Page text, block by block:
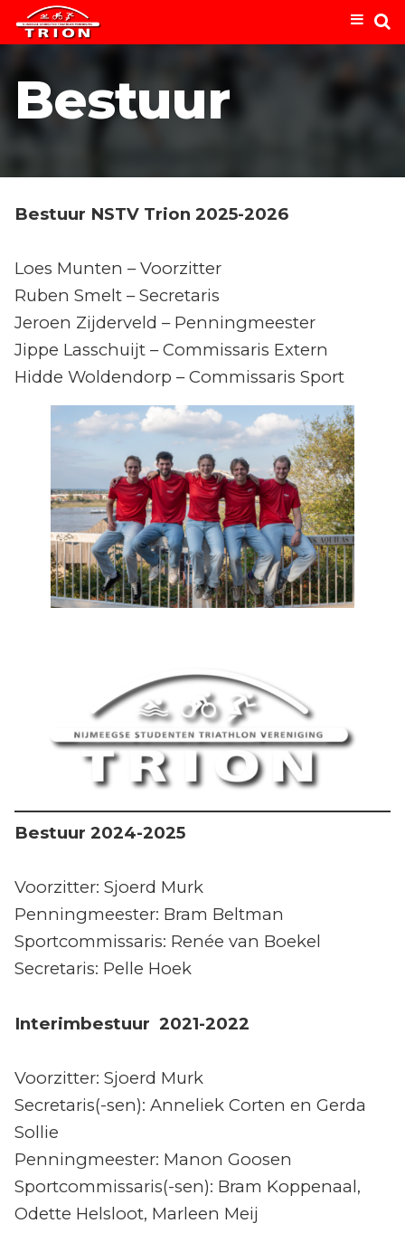
Bestuur
Bestuur NSTV Trion 2025-2026
Loes Munten – Voorzitter
Ruben Smelt – Secretaris
Jeroen Zijderveld – Penningmeester
Jippe Lasschuijt – Commissaris Extern
Hidde Woldendorp – Commissaris Sport
Bestuur 2024-2025
Voorzitter: Sjoerd Murk
Penningmeester: Bram Beltman
Sportcommissaris: Renée van Boekel
Secretaris: Pelle Hoek
Interimbestuur 2021-2022
Voorzitter: Sjoerd Murk
Secretaris(-sen): Anneliek Corten en Gerda
Sollie
Penningmeester: Manon Goosen
Sportcommissaris(-sen): Bram Koppenaal,
Odette Helsloot, Marleen Meij